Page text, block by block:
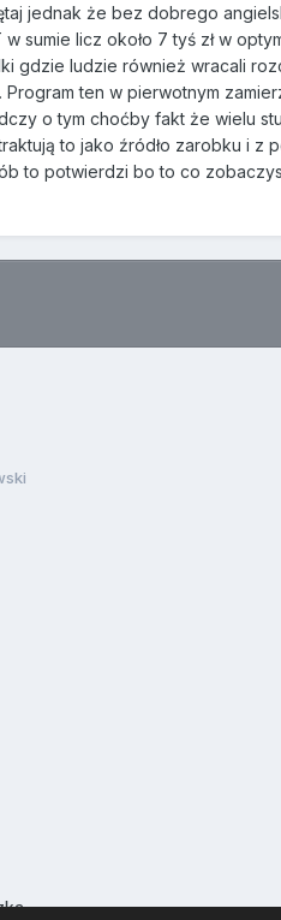
jednak że bez dobrego
sumie licz około 7 tyś zł w
gdzie ludzie również wracali
ten w pierwotnym
o tym choćby fakt że wielu
to jako źródło zarobku i z
to potwierdzi bo to co